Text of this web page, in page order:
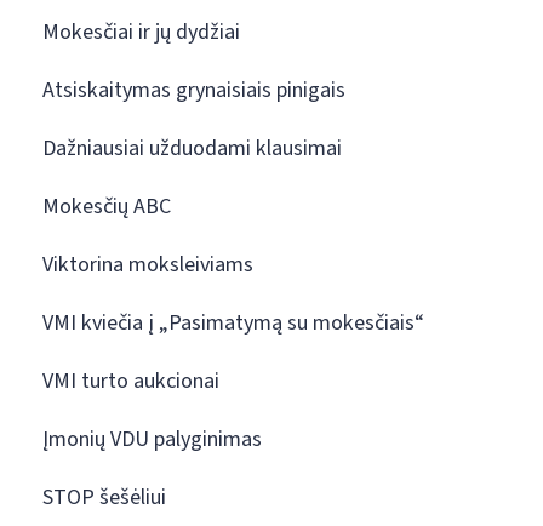
Mokesčiai ir jų dydžiai
Atsiskaitymas grynaisiais pinigais
Dažniausiai užduodami klausimai
Mokesčių ABC
Viktorina moksleiviams
VMI kviečia į „Pasimatymą su mokesčiais“
VMI turto aukcionai
Įmonių VDU palyginimas
STOP šešėliui